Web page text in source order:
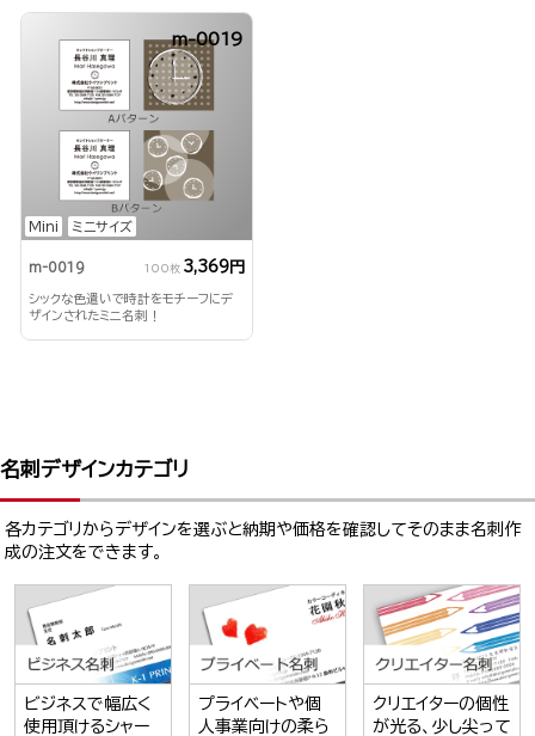
Mini ミニサイズ
m-0019
m-0019 100枚 3,369円
シックな色遣いで時計をモチーフにデ
ザインされたミニ名刺！
名刺デザインカテゴリ
各カテゴリからデザインを選ぶと納期や価格を確認してそのまま名刺作
成の注文をできます。
ビジネスで幅広く
使用頂けるシャー
プライベートや個
人事業向けの柔ら
クリエイターの個性
が光る、少し尖って